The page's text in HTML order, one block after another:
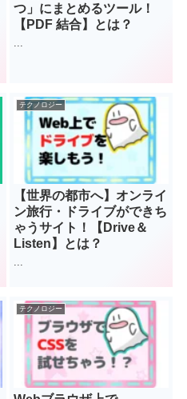
つ」にまとめるツール！
【PDF 結合】とは？
テクノロジー
【世界の都市へ】オンライ
ン旅行・ドライブができち
ゃうサイト！【Drive＆
Listen】とは？
...
テクノロジー